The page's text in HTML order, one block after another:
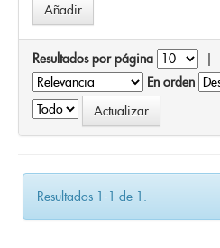
Resultados por página |
En orden
Resultados 1-1 de 1.